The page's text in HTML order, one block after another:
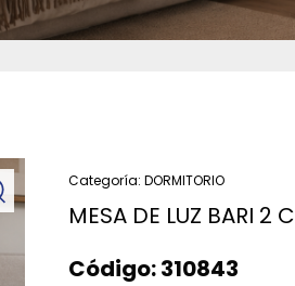
Categoría: DORMITORIO
MESA DE LUZ BARI 2
Código:310843